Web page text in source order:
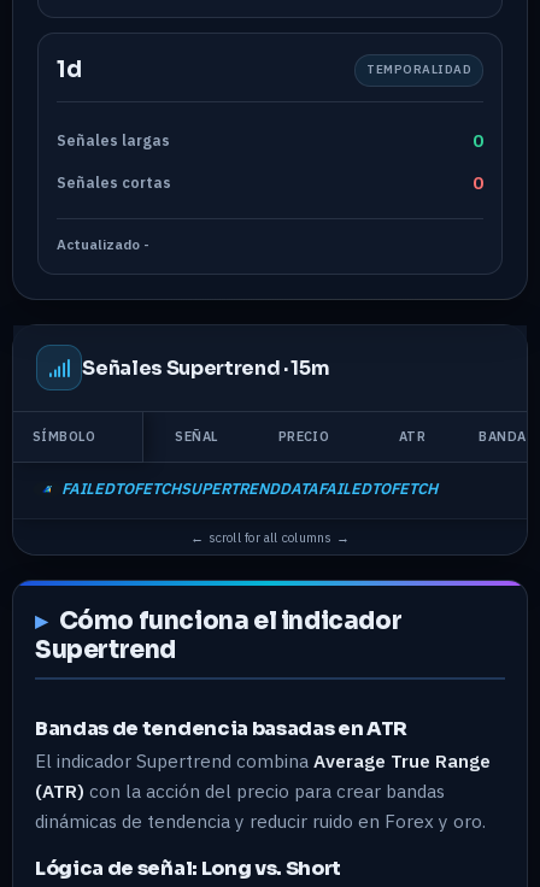
1d TEMPORALIDAD
Señales largas 0
Señales cortas 0
Actualizado -
Señales Supertrend ·15m
SÍMBOLO SEÑAL PRECIO ATR BANDA
FAILEDTOFETCHSUPERTRENDDATAFAILEDTOFETCH
Cómo funciona el indicador
Supertrend
Bandas de tendencia basadas en ATR
El indicador Supertrend combina Average True Range
(ATR) con la acción del precio para crear bandas
dinámicas de tendencia y reducir ruido en Forex y oro.
Lógica de señal: Long vs. Short